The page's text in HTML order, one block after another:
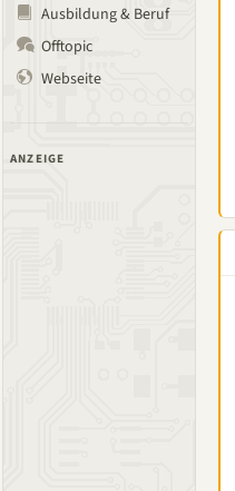
Ausbildung & Beruf
Offtopic
Webseite
ANZEIGE